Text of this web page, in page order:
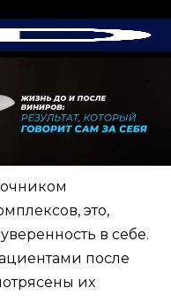
это,
в себе.
после
их